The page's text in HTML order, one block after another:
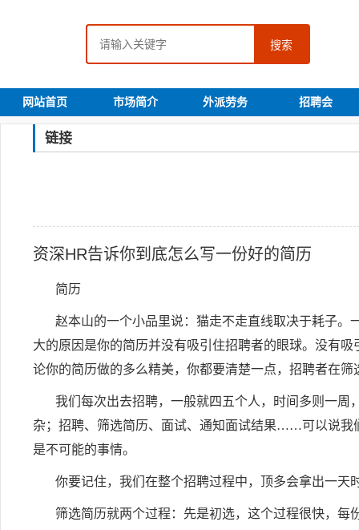
搜索
网站首页 市场简介 外派劳务 招聘会
链接
资深HR告诉你到底怎么写一份好的简历
简历
赵本山的一个小品里说：猫走不走直线取决于耗子
大的原因是你的简历并没有吸引住招聘者的眼球。没有
论你的简历做的多么精美，你都要清楚一点，招聘者在
我们每次出去招聘，一般就四五个人，时间多则一
杂；招聘、筛选简历、面试、通知面试结果……可以说我
是不可能的事情。
你要记住，我们在整个招聘过程中，顶多会拿出一天
筛选简历就两个过程：先是初选，这个过程很快，每